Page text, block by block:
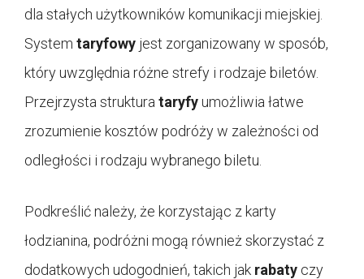
dla stałych użytkowników komunikacji miejskiej.
System taryfowy jest zorganizowany w sposób,
który uwzględnia różne strefy i rodzaje biletów.
Przejrzysta struktura taryfyumożliwia łatwe
zrozumienie kosztów podróży w zależności od
odległości i rodzaju wybranego biletu.
Podkreślić należy, że korzystając z karty
łodzianina, podróżni mogą również skorzystać z
dodatkowych udogodnień, takich jak rabaty czy